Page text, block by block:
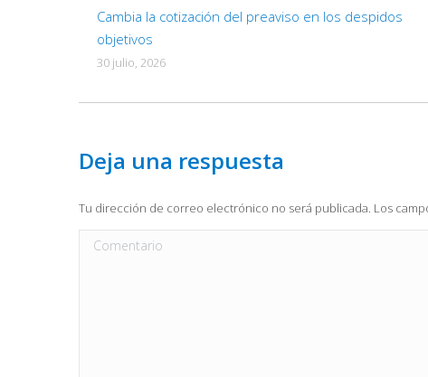
Cambia la cotización del preaviso en los despidos
objetivos
30 julio, 2026
Deja una respuesta
Tu dirección de correo electrónico no será publicada. Los
Comentario